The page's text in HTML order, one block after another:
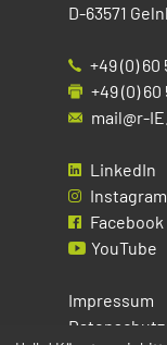
D-63571
+49 (0) 60
+49 (0)
mail@r-
LinkedIn
Instagram
Facebook
YouTube
Impressum
Datenschutz